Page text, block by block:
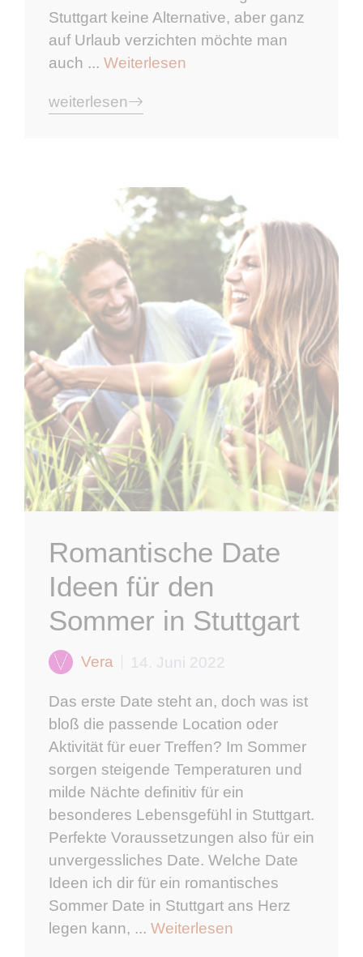
Stuttgart keine Alternative, aber ganz
auf Urlaub verzichten möchte man
auch ... Weiterlesen
weiterlesen
Romantische Date
Ideen für den
Sommer in Stuttgart
Vera 14. Juni 2022
Das erste Date steht an, doch was ist
bloß die passende Location oder
Aktivität für euer Treffen? Im Sommer
sorgen steigende Temperaturen und
milde Nächte definitiv für ein
besonderes Lebensgefühl in Stuttgart.
Perfekte Voraussetzungen also für ein
unvergessliches Date. Welche Date
Ideen ich dir für ein romantisches
Sommer Date in Stuttgart ans Herz
legen kann, ... Weiterlesen